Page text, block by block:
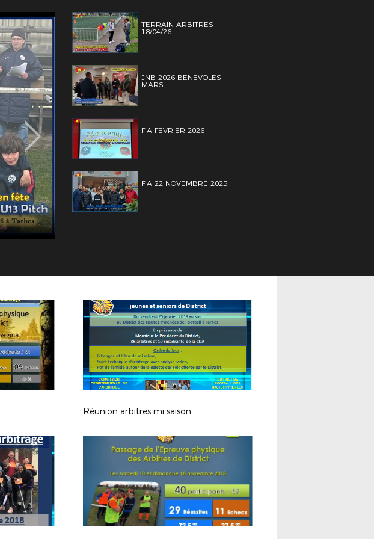
TERRAIN ARBITRES
18/04/26
JNB 2026 BENEVOLES
MARS
FIA FEVRIER 2026
FIA 22 NOVEMBRE 2025
Réunion arbitres mi saison